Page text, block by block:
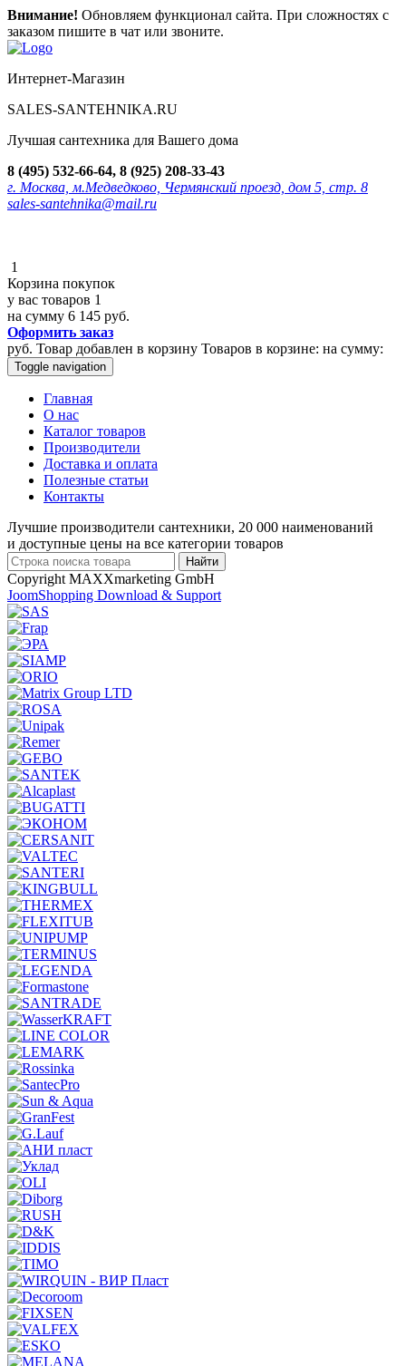
Внимание! Обновляем функционал сайта. При сложностях с
заказом пишите в чат или звоните.
Интернет-Магазин
SALES-SANTEHNIKA.RU
Лучшая сантехника для Вашего дома
8 (495) 532-66-64, 8 (925) 208-33-43
г. Москва, м.Медведково, Чермянский проезд, дом 5, стр. 8
sales-santehnika@mail.ru
1
Корзина покупок
у вас товаров 1
на сумму 6 145 руб.
Оформить заказ
руб. Товар добавлен в корзину Товаров в корзине: на сумму:
Toggle navigation
Главная
О нас
Каталог товаров
Производители
Доставка и оплата
Полезные статьи
Контакты
Лучшие производители сантехники, 20 000 наименований
и доступные цены на все категории товаров
Copyright MAXXmarketing GmbH
JoomShopping Download & Support